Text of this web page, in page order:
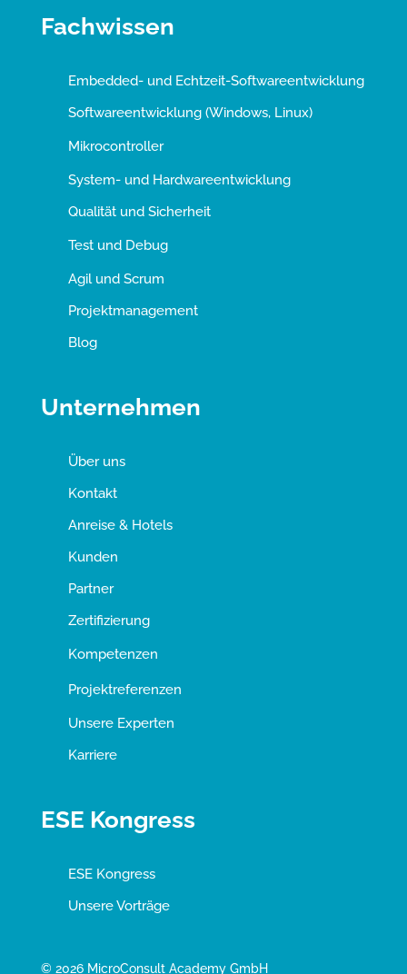
Fachwissen
Embedded- und Echtzeit-Softwareentwicklung
Softwareentwicklung (Windows, Linux)
Mikrocontroller
System- und Hardwareentwicklung
Qualität und Sicherheit
Test und Debug
Agil und Scrum
Projektmanagement
Blog
Unternehmen
Über uns
Kontakt
Anreise & Hotels
Kunden
Partner
Zertifizierung
Kompetenzen
Projektreferenzen
Unsere Experten
Karriere
ESE Kongress
ESE Kongress
Unsere Vorträge
© 2026 MicroConsult Academy GmbH